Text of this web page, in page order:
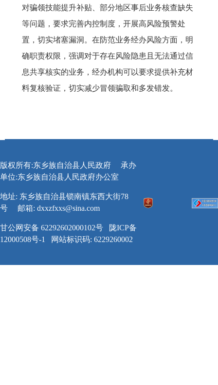
对骗领技能提升补贴、部分地区事后业务核查缺失
等问题，要求完善内控制度，开展高风险预警处
置，切实堵塞漏洞。在防范业务经办风险方面，明
确职责权限，强调对于存在风险隐患且无法通过信
息共享核实的业务，经办机构可以要求提供补充材
料复核验证，切实减少冒领骗取和多发错发。
版权所有:东乡族自治县人民政府
承办
单位:东乡族自治县人民政府办公室
地址: 东乡族自治县锁南镇东西大街78
号
邮箱: dxxzfxxs@sina.com
甘公网安备 62292602000102号
陇ICP备
12000508号-1
网站标识码: 6229260002